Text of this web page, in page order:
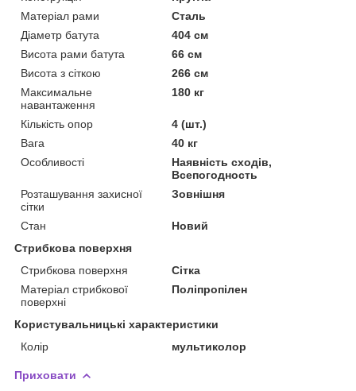
Матеріал рами
Сталь
Діаметр батута
404 см
Висота рами батута
66 см
Висота з сіткою
266 см
Максимальне
навантаження
180 кг
Кількість опор
4 (шт.)
Вага
40 кг
Особливості
Наявність сходів,
Всепогодность
Розташування захисної
сітки
Зовнішня
Стан
Новий
Стрибкова поверхня
Стрибкова поверхня
Сітка
Матеріал стрибкової
поверхні
Поліпропілен
Користувальницькі характеристики
Колір
мультиколор
Приховати